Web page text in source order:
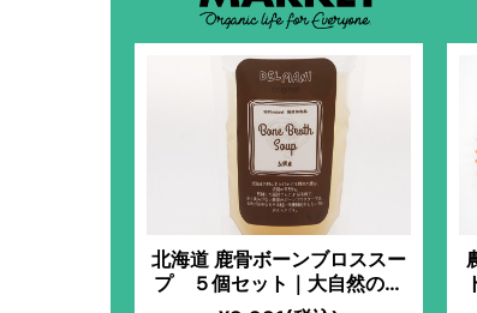
北海道 鹿骨ボーンブロススー
プ ５個セット｜大自然のエ
ネルギーを身体に 風味とコ